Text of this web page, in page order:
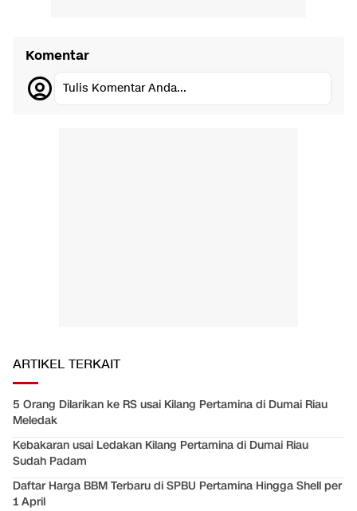
Komentar
Tulis Komentar Anda...
ARTIKEL TERKAIT
5 Orang Dilarikan ke RS usai Kilang Pertamina di Dumai Riau
Meledak
Kebakaran usai Ledakan Kilang Pertamina di Dumai Riau
Sudah Padam
Daftar Harga BBM Terbaru di SPBU Pertamina Hingga Shell per
1 April